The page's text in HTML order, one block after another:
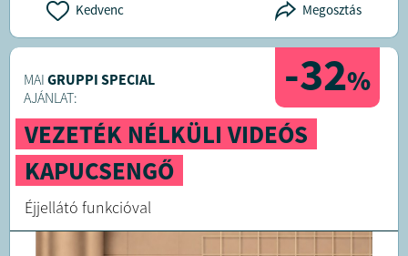
Kedvenc Megosztás
-32%
MAI GRUPPI SPECIAL
AJÁNLAT:
VEZETÉK NÉLKÜLI VIDEÓS
KAPUCSENGŐ
Éjjellátó funkcióval